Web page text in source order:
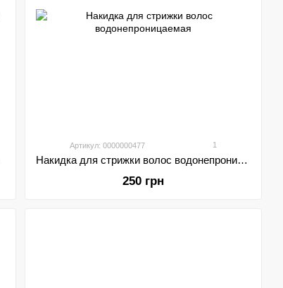
Артикул: 0000000477 1
Накидка для стрижки волос водонепроницаемая
250 грн